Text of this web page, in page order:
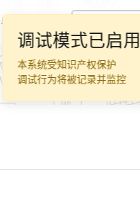
手册
调试模式已启用
本系统受知识产权保护
调试行为将被记录并监控